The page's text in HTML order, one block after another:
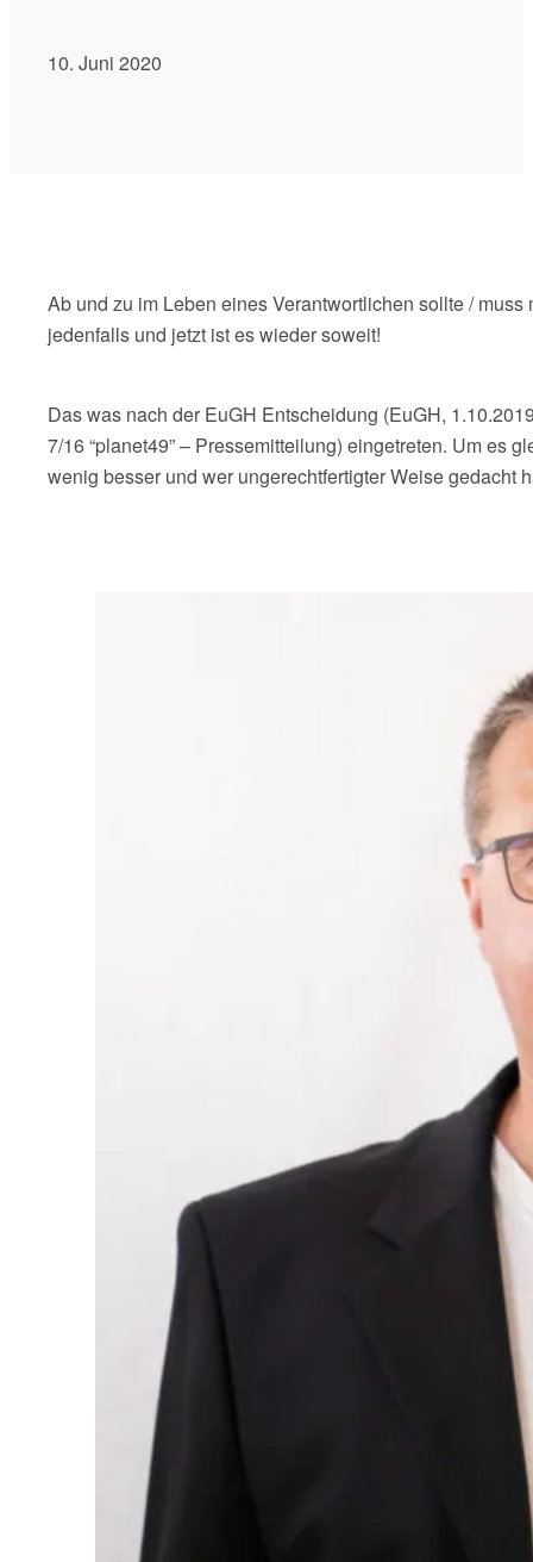
10. Juni 2020
Ab und zu im Leben eines Verantwortlichen sollte /
jedenfalls und jetzt ist es wieder soweit!
Das was nach der EuGH Entscheidung (EuGH,
7/16 “planet49” – Pressemitteilung) eingetreten. Um es
wenig besser und wer ungerechtfertigter Weise gedacht